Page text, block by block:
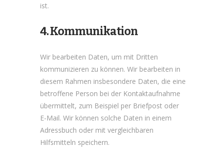
ist.
4. Kommunikation
Wir bearbeiten Daten, um mit Dritten
kommunizieren zu können. Wir bearbeiten in
diesem Rahmen insbesondere Daten, die eine
betroffene Person bei der Kontaktaufnahme
übermittelt, zum Beispiel per Briefpost oder
E-Mail. Wir können solche Daten in einem
Adressbuch oder mit vergleichbaren
Hilfsmitteln speichern.